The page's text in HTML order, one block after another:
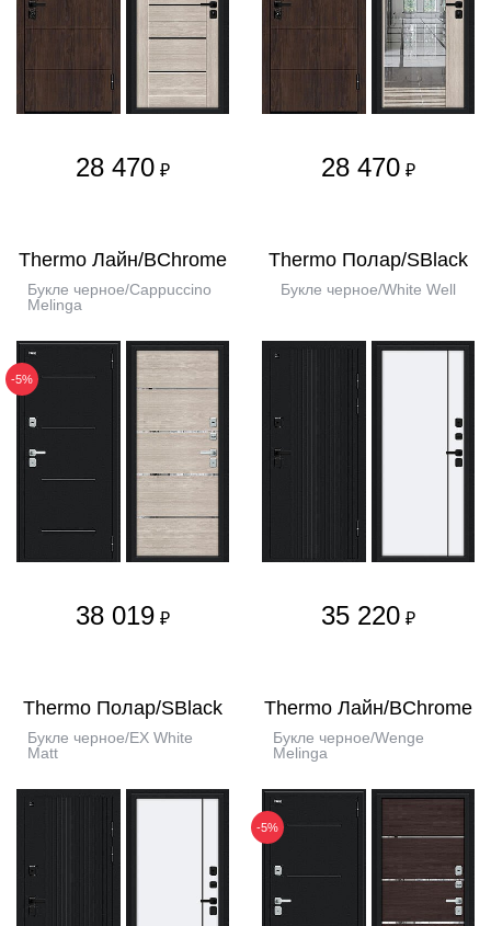
28 470 ₽ 28 470 ₽
Thermo Лайн/BChrome
Букле черное/Cappuccino
Melinga
-5%
38 019 ₽
Thermo Полар/SBlack
Букле черное/White Well
35 220 ₽
Thermo Полар/SBlack
Букле черное/EX White
Matt
Thermo Лайн/BChrome
Букле черное/Wenge
Melinga
-5%